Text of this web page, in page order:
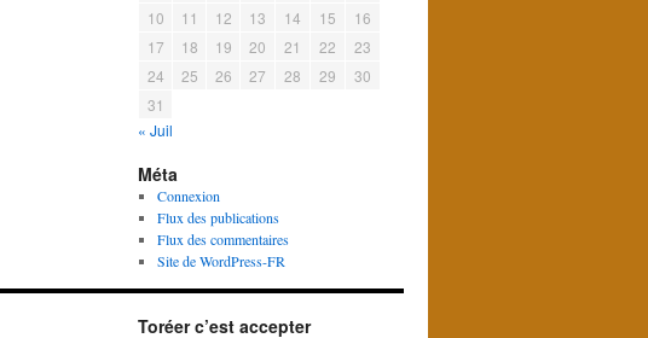
10
11 12 13 14 15
16
17
18 19 20 21 22
23
24
25 26 27 28 29
30
31
« Juil
Méta
Connexion
Flux des publications
Flux des commentaires
Site de WordPress-FR
Toréer c’est accepter